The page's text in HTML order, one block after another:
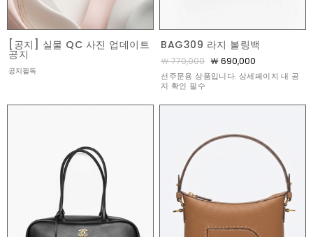
[공지] 실물 QC 사진 업데이트
공지
공지필독
BAG309 라지 볼링백
￦ 770,000 ￦ 690,000
선주문용 상품입니다. 상세페이지 내 공
지 확인 필수